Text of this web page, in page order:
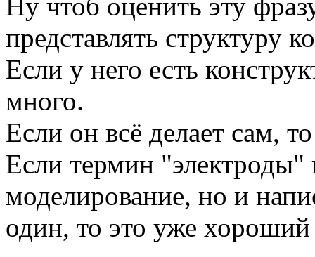
представлять структуру
Если у него есть
много.
Если он всё делает сам,
Если термин "электроды"
моделирование, но и
один, то это уже хороший